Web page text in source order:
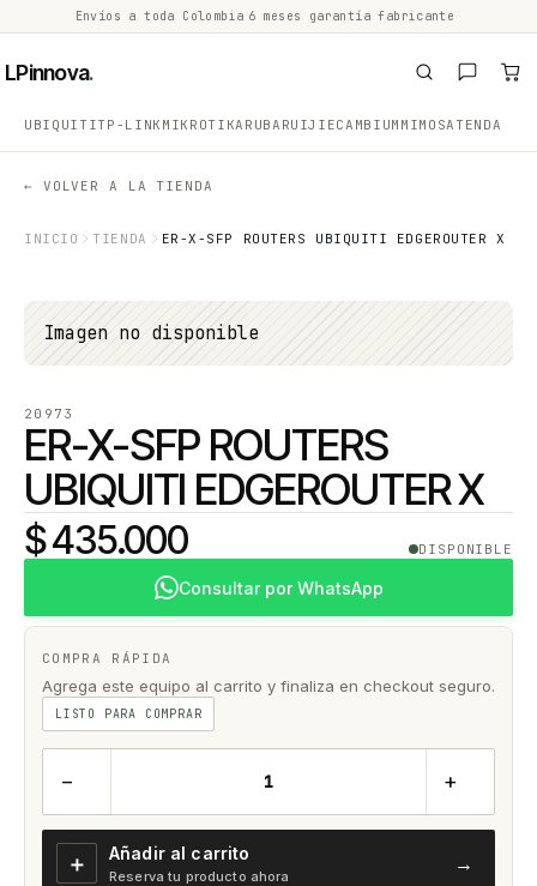
Envíos a toda Colombia 6 meses garantía fabricante
LPinnova.
UBIQUITITP-LINK MIKROTIKARUBA RUIJIECAMBIUM MIMOSATENDA
← VOLVER A LA TIENDA
INICIO TIENDA ER-X-SFP ROUTERS UBIQUITI EDGEROUTER X
Imagen no disponible
20973
ER-X-SFP ROUTERS
UBIQUITI EDGEROUTER X
$ 435.000 DISPONIBLE
Consultar por WhatsApp
COMPRA RÁPIDA
Agrega este equipo al carrito y finaliza en checkout seguro.
LISTO PARA COMPRAR
− +
＋ Añadir al carrito
Reserva tu producto ahora
→